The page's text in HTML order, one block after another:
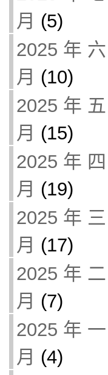
月 (5)
2025 年 六
月 (10)
2025 年 五
月 (15)
2025 年 四
月 (19)
2025 年 三
月 (17)
2025 年 二
月 (7)
2025 年 一
月 (4)